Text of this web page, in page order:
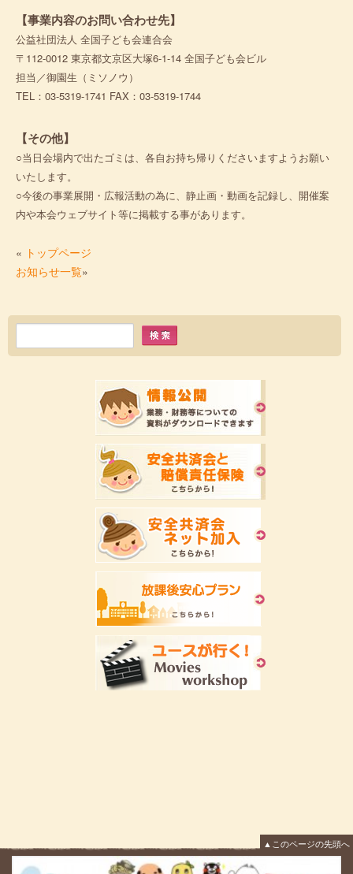
【事業内容のお問い合わせ先】
公益社団法人 全国子ども会連合会
〒112-0012 東京都文京区大塚6-1-14 全国子ども会ビル
担当／御園生（ミソノウ）
TEL：03-5319-1741 FAX：03-5319-1744
【その他】
○当日会場内で出たゴミは、各自お持ち帰りくださいますようお願い
いたします。
○今後の事業展開・広報活動の為に、静止画・動画を記録し、開催案
内や本会ウェブサイト等に掲載する事があります。
« トップページ
お知らせ一覧»
▲このページの先頭へ